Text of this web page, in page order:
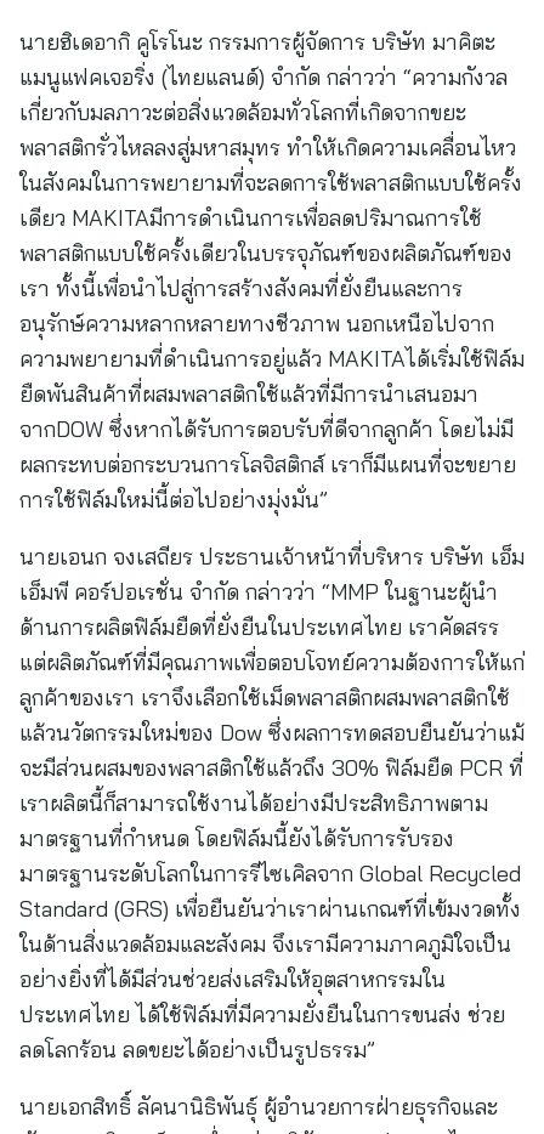
นายฮิเดอากิ คูโรโนะ กรรมการผู้จัดการ บริษัท มาคิตะ
แมนูแฟคเจอริ่ง (ไทยแลนด์) จำกัด กล่าวว่า “ความกังวล
เกี่ยวกับมลภาวะต่อสิ่งแวดล้อมทั่วโลกที่เกิดจากขยะ
พลาสติกรั่วไหลลงสู่มหาสมุทร ทำให้เกิดความเคลื่อนไหว
ในสังคมในการพยายามที่จะลดการใช้พลาสติกแบบใช้ครั้ง
เดียว MAKITAมีการดำเนินการเพื่อลดปริมาณการใช้
พลาสติกแบบใช้ครั้งเดียวในบรรจุภัณฑ์ของผลิตภัณฑ์ของ
เรา ทั้งนี้เพื่อนำไปสู่การสร้างสังคมที่ยั่งยืนและการ
อนุรักษ์ความหลากหลายทางชีวภาพ นอกเหนือไปจาก
ความพยายามที่ดำเนินการอยู่แล้ว MAKITAได้เริ่มใช้ฟิล์ม
ยืดพันสินค้าที่ผสมพลาสติกใช้แล้วที่มีการนำเสนอมา
จากDOW ซึ่งหากได้รับการตอบรับที่ดีจากลูกค้า โดยไม่มี
ผลกระทบต่อกระบวนการโลจิสติกส์ เราก็มีแผนที่จะขยาย
การใช้ฟิล์มใหม่นี้ต่อไปอย่างมุ่งมั่น”
นายเอนก จงเสถียร ประธานเจ้าหน้าที่บริหาร บริษัท เอ็ม
เอ็มพี คอร์ปอเรชั่น จำกัด กล่าวว่า “MMP ในฐานะผู้นำ
ด้านการผลิตฟิล์มยืดที่ยั่งยืนในประเทศไทย เราคัดสรร
แต่ผลิตภัณฑ์ที่มีคุณภาพเพื่อตอบโจทย์ความต้องการให้แก่
ลูกค้าของเรา เราจึงเลือกใช้เม็ดพลาสติกผสมพลาสติกใช้
แล้วนวัตกรรมใหม่ของ Dow ซึ่งผลการทดสอบยืนยันว่าแม้
จะมีส่วนผสมของพลาสติกใช้แล้วถึง 30% ฟิล์มยืด PCR ที่
เราผลิตนี้ก็สามารถใช้งานได้อย่างมีประสิทธิภาพตาม
มาตรฐานที่กำหนด โดยฟิล์มนี้ยังได้รับการรับรอง
มาตรฐานระดับโลกในการรีไซเคิลจาก Global Recycled
Standard (GRS) เพื่อยืนยันว่าเราผ่านเกณฑ์ที่เข้มงวดทั้ง
ในด้านสิ่งแวดล้อมและสังคม จึงเรามีความภาคภูมิใจเป็น
อย่างยิ่งที่ได้มีส่วนช่วยส่งเสริมให้อุตสาหกรรมใน
ประเทศไทย ได้ใช้ฟิล์มที่มีความยั่งยืนในการขนส่ง ช่วย
ลดโลกร้อน ลดขยะได้อย่างเป็นรูปธรรม”
นายเอกสิทธิ์ ลัคนานิธิพันธุ์ ผู้อำนวยการฝ่ายธุรกิจและ